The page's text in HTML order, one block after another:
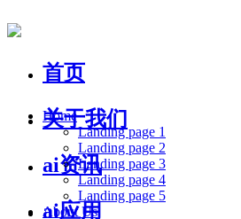
首页
关于我们
ai资讯
ai应用
Home
Landing page 1
Landing page 2
Landing page 3
Landing page 4
Landing page 5
About Us